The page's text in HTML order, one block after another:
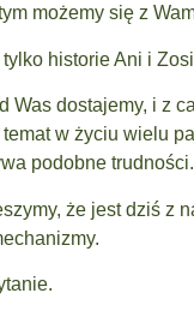
możemy się z
historie Ani i
Was dostajemy, i z
w życiu wielu
podobne trudności.
że jest dziś z